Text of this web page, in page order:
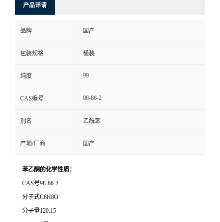
产品详请
品牌 国产
包装规格 桶装
纯度 99
CAS编号 98-86-2
别名 乙酰苯
产地/厂商 国产
苯乙酮的化学性质：
CAS号98-86-2
分子式C8H8O
分子量120.15